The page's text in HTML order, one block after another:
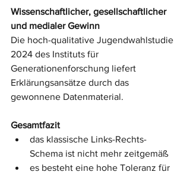
Wissenschaftlicher, gesellschaftlicher
und medialer Gewinn
Die hoch-qualitative Jugendwahlstudie
2024 des Instituts für
Generationenforschung liefert
Erklärungsansätze durch das
gewonnene Datenmaterial.
Gesamtfazit
das klassische Links-Rechts-
Schema ist nicht mehr zeitgemäß
es besteht eine hohe Toleranz für